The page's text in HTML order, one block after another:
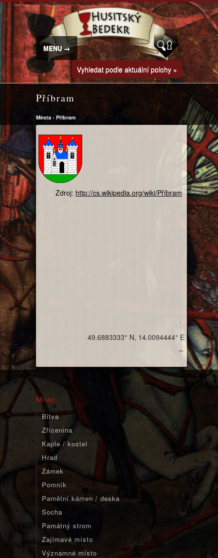
MENU →
Vyhledat podle aktuální polohy »
Příbram
Města › Příbram
Zdroj: http://cs.wikipedia.org/wiki/Příbram
↔
49.6883333° N, 14.0094444° E
Místa:
Bitva
Zřícenina
Kaple / kostel
Hrad
Zámek
Pomník
Pamětní kámen / deska
Socha
Památný strom
Zajímavé místo
Významné místo